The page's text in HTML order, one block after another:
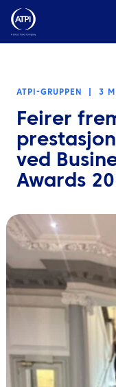
Ressurser
Om oss
TravelHub Login
Søk
NO
ATPI-GRUPPEN 3
Feirer
ved
Awards